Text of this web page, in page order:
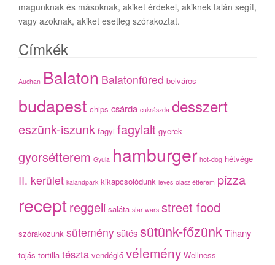
magunknak és másoknak, akiket érdekel, akiknek talán segít,
vagy azoknak, akiket esetleg szórakoztat.
Címkék
Auchan Balaton Balatonfüred belváros
budapest chips csárda cukrászda desszert
eszünk-iszunk fagyi fagylalt gyerek
gyorsétterem Gyula hamburger hot-dog hétvége
II. kerület kalandpark kikapcsolódunk leves olasz étterem pizza
receptreggeli saláta star wars street food
szórakozunk süteménysütéssütünk-főzünkTihany
tojás tortilla tészta vendéglő vélemény Wellness